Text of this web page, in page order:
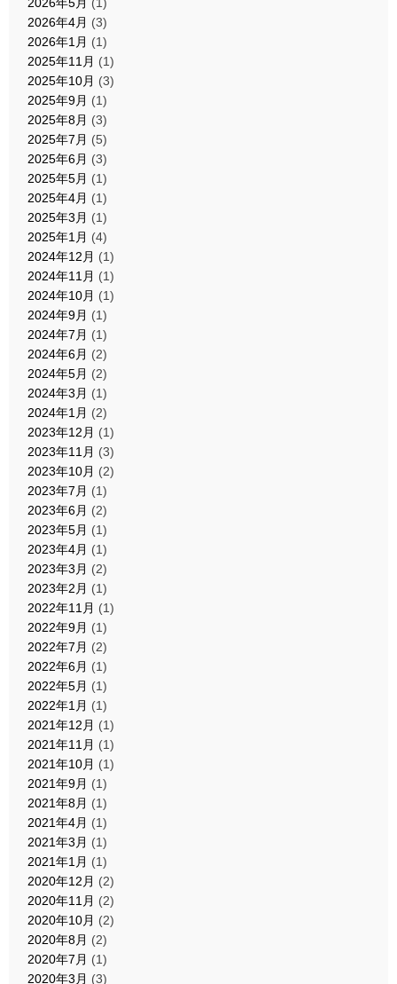
2026年4月 (3)
2026年1月 (1)
2025年11月 (1)
2025年10月 (3)
2025年9月 (1)
2025年8月 (3)
2025年7月 (5)
2025年6月 (3)
2025年5月 (1)
2025年4月 (1)
2025年3月 (1)
2025年1月 (4)
2024年12月 (1)
2024年11月 (1)
2024年10月 (1)
2024年9月 (1)
2024年7月 (1)
2024年6月 (2)
2024年5月 (2)
2024年3月 (1)
2024年1月 (2)
2023年12月 (1)
2023年11月 (3)
2023年10月 (2)
2023年7月 (1)
2023年6月 (2)
2023年5月 (1)
2023年4月 (1)
2023年3月 (2)
2023年2月 (1)
2022年11月 (1)
2022年9月 (1)
2022年7月 (2)
2022年6月 (1)
2022年5月 (1)
2022年1月 (1)
2021年12月 (1)
2021年11月 (1)
2021年10月 (1)
2021年9月 (1)
2021年8月 (1)
2021年4月 (1)
2021年3月 (1)
2021年1月 (1)
2020年12月 (2)
2020年11月 (2)
2020年10月 (2)
2020年8月 (2)
2020年7月 (1)
2020年3月 (3)